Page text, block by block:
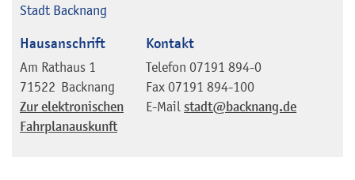
Stadt Backnang
Hausanschrift
Am Rathaus 1
71522 Backnang
Zur elektronischen
Fahrplanauskunft
Kontakt
Telefon 07191 894-0
Fax 07191 894-100
E-Mail stadt@backnang.de